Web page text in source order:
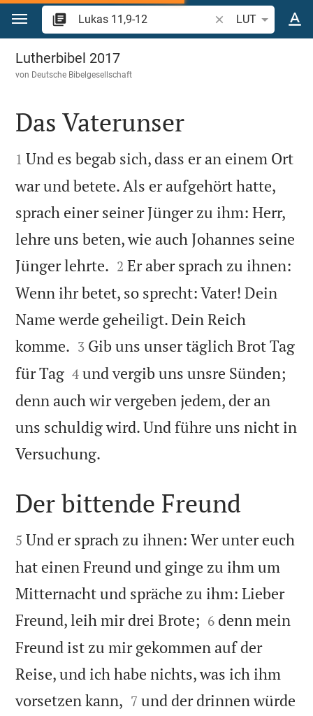
Zum Inhalt springen
Bibelstelle oder
LUT
Lukas 11
Lutherbibel 2017
von Deutsche Bibelgesellschaft

Das Vaterunser

1 Und es begab sich, dass er an einem Ort
war und betete. Als er aufgehört hatte,
sprach einer seiner Jünger zu ihm: Herr,
lehre uns beten, wie auch Johannes seine
Jünger lehrte. 

2 Er aber sprach zu ihnen:
Wenn ihr betet, so sprecht: Vater! Dein
Name werde geheiligt. Dein Reich
komme. 

3 Gib uns unser täglich Brot Tag
für Tag
4 und vergib uns unsre Sünden;
denn auch wir vergeben jedem, der an
uns schuldig wird. Und führe uns nicht in
Versuchung.

Der bittende Freund

5 Und er sprach zu ihnen: Wer unter euch
hat einen Freund und ginge zu ihm um
Mitternacht und spräche zu ihm: Lieber
Freund, leih mir drei Brote; 

6 denn mein
Freund ist zu mir gekommen auf der
Reise, und ich habe nichts, was ich ihm
vorsetzen kann, 

7 und der drinnen würde